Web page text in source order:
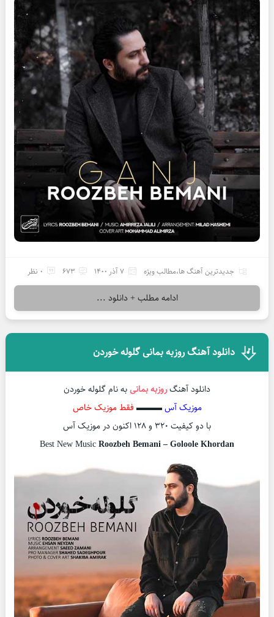
جدیدترین آهنگ ها،مطالب ویژه 7 آذر 1400 673 0 نظر
ادامه مطلب + دانلود ...
دانلود آهنگ روزبه بمانی گلوله خوردن
دانلود آهنگروزبه بمانیبه نام گلوله خوردن
موزیک آس▬▬▬ فقط موزیک خاص
با دو کیفیت ۳۲۰ و ۱۲۸ اکنون در موزیک آس
Best New MusicRoozbeh Bemani – Goloole Khordan